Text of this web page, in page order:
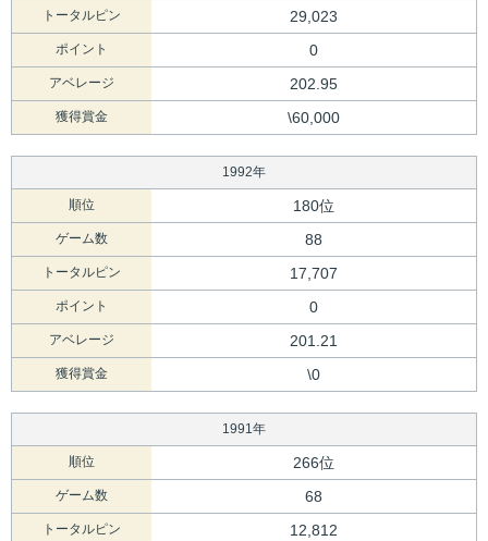
トータルピン 29,023
ポイント 0
アベレージ 202.95
獲得賞金 \60,000
1992年
順位 180位
ゲーム数 88
トータルピン 17,707
ポイント 0
アベレージ 201.21
獲得賞金 \0
1991年
順位 266位
ゲーム数 68
トータルピン 12,812